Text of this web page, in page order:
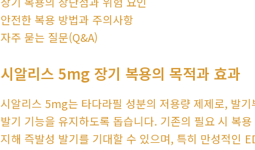
안전한 복용 방법과 주의사항
자주 묻는 질문(Q&A)
시알리스 5mg 장기 복용의 목적과 효과
시알리스 5mg는 타다라필 성분의 저용량 제제로, 발
발기 기능을 유지하도록 돕습니다. 기존의 필요 시 복
지해 즉발성 발기를 기대할 수 있으며, 특히 만성적인